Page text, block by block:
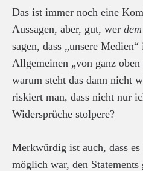
Das ist immer noch eine
Aussagen, aber, gut, wer dem
sagen, dass „unsere
Allgemeinen „von ganz
warum steht das dann nicht
riskiert man, dass nicht nur
Widersprüche stolpere?
Merkwürdig ist auch, dass
möglich war, den Statements